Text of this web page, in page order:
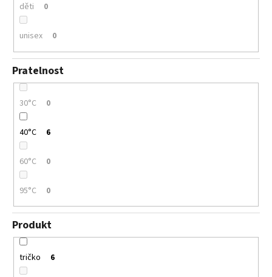
děti 0
unisex 0
Pratelnost
30°C 0
40°C 6
60°C 0
95°C 0
Produkt
tričko 6